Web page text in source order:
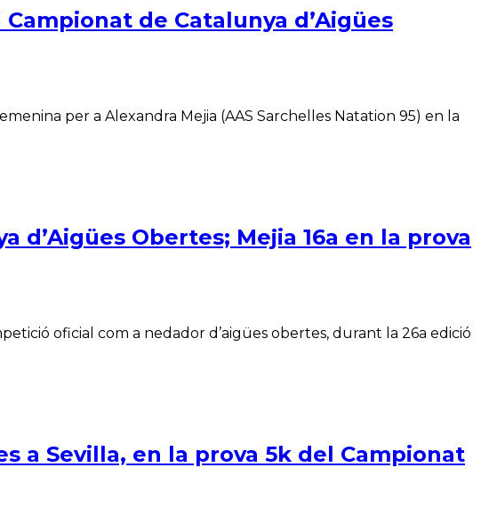
de Catalunya d’Aigües
per a Alexandra Mejia (AAS Sarchelles Natation 95) en la
d’Aigües Obertes; Mejia 16a en la prova
oficial com a nedador d’aigües obertes, durant la 26a edició
a Sevilla, en la prova 5k del Campionat